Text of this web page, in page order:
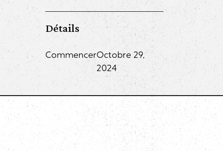
Détails
CommencerOctobre 29,
2024